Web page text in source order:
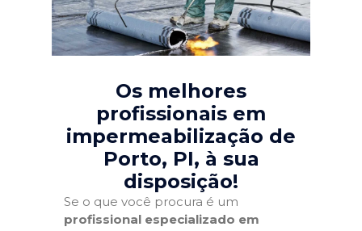
Os melhores
profissionais em
impermeabilização de
Porto, PI, à sua
disposição!
Se o que você procura é um
profissional especializado em